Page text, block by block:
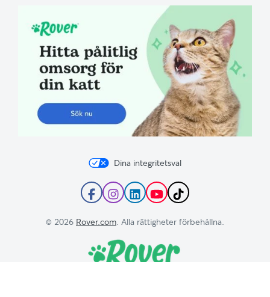
Dina integritetsval
Följ
Rover
på
Facebook
Följ
Rover
på
Instagram
Följ
Rover
på
Prenumerera
på
Rovers
kanal
Följ
på
© 2026 Rover.com. Alla rättigheter förbehållna.